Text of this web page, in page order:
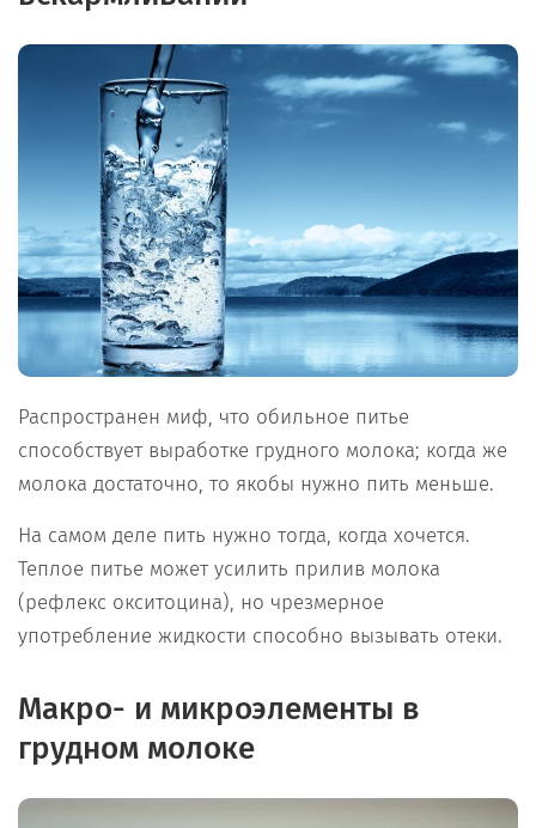
Распространен миф, что обильное питье
способствует выработке грудного молока; когда же
молока достаточно, то якобы нужно пить меньше.
На самом деле пить нужно тогда, когда хочется.
Теплое питье может усилить прилив молока
(рефлекс окситоцина), но чрезмерное
употребление жидкости способно вызывать отеки.
Макро- и микроэлементы в
грудном молоке